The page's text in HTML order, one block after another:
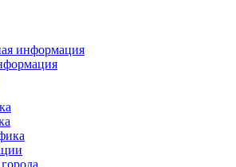
информация